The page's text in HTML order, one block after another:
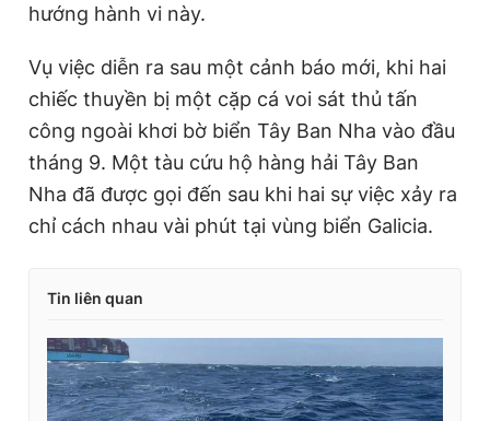
hướng hành vi này.
Vụ việc diễn ra sau một cảnh báo mới, khi hai
chiếc thuyền bị một cặp cá voi sát thủ tấn
công ngoài khơi bờ biển Tây Ban Nha vào đầu
tháng 9. Một tàu cứu hộ hàng hải Tây Ban
Nha đã được gọi đến sau khi hai sự việc xảy ra
chỉ cách nhau vài phút tại vùng biển Galicia.
Tin liên quan